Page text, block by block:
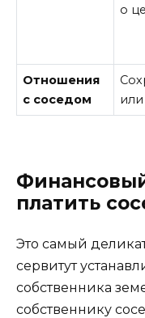
о
Отношения
с соседом
платить
Это самый
сервитут
собственника
собственнику